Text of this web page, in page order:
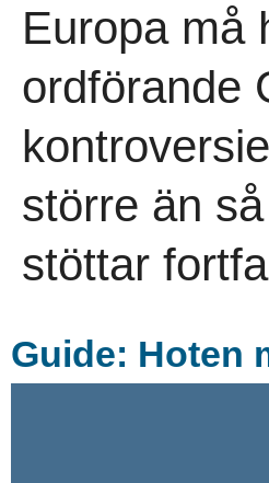
Europa må
ordförande
större än
stöttar
Guide: Hoten